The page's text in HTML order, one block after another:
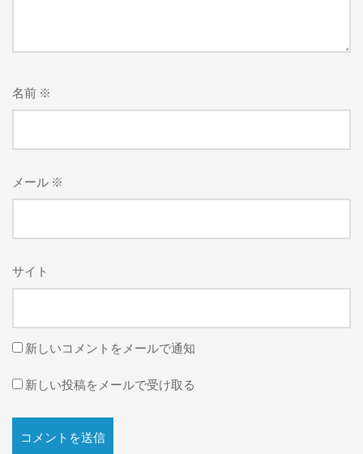
名前 ※
メール ※
サイト
新しいコメントをメールで通知
新しい投稿をメールで受け取る